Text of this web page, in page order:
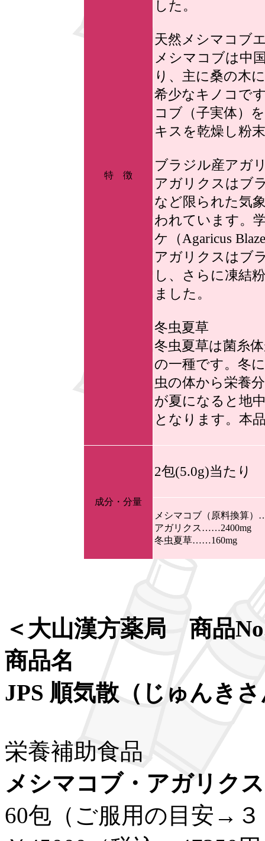
特 徴
した。
天然メシマコブ
メシマコブは中
り、主に桑の木
希少なキノコで
コブ（子実体）
キスを乾燥し粉
ブラジル産アガ
アガリクスはブ
など限られた気
われています。
ケ（Agaricus
アガリクスはブ
し、さらに凍結
ました。
冬虫夏草
冬虫夏草は菌糸
の一種です。冬
虫の体から栄養
が夏になると地
となります。本
成分・分量
2包(5.0g)当たり
メシマコブ（原料換算）
アガリクス……2400mg
冬虫夏草……160mg
＜大山漢方薬局 商品
商品名
JPS 順気散（じゅんき
栄養補助食品
メシマコブ・アガリク
60包（ご服用の目安→